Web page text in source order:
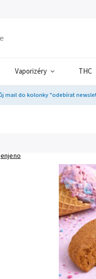
Vaporizéry THC
mail do kolonky "odebírat